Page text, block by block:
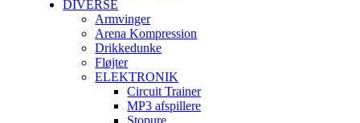
DIVERSE
Armvinger
Arena Kompression
Drikkedunke
Fløjter
ELEKTRONIK
Circuit Trainer
MP3 afspillere
Stopure